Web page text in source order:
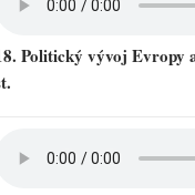
Politický vývoj Evropy